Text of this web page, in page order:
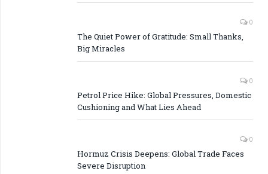
0
The Quiet Power of Gratitude: Small Thanks,
Big Miracles
0
Petrol Price Hike: Global Pressures, Domestic
Cushioning and What Lies Ahead
0
Hormuz Crisis Deepens: Global Trade Faces
Severe Disruption